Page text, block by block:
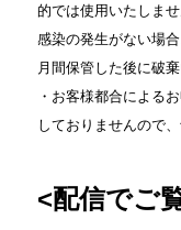
的では使用いたしませ
感染の発生がない場
月間保管した後に破棄
・お客様都合による
しておりませんので
<配信でご